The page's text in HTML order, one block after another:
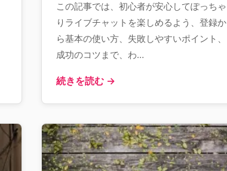
この記事では、初心者が安心してぽっちゃ
りライブチャットを楽しめるよう、登録か
ら基本の使い方、失敗しやすいポイント、
成功のコツまで、わ…
続きを読む →